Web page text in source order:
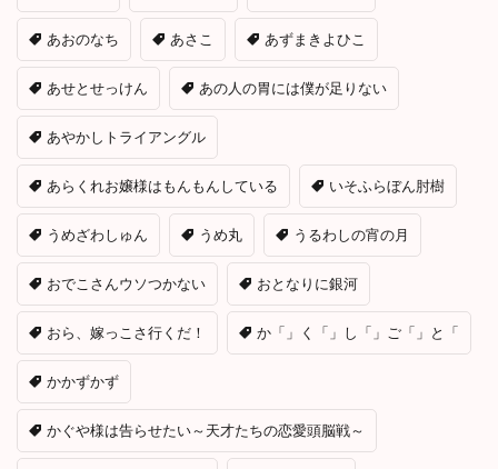
あおのなち あさこ あずまきよひこ
あせとせっけん あの人の胃には僕が足りない
あやかしトライアングル
あらくれお嬢様はもんもんしている いそふらぼん肘樹
うめざわしゅん うめ丸 うるわしの宵の月
おでこさんウソつかない おとなりに銀河
おら、嫁っこさ行くだ！ か「」く「」し「」ご「」と「
かかずかず
かぐや様は告らせたい～天才たちの恋愛頭脳戦～